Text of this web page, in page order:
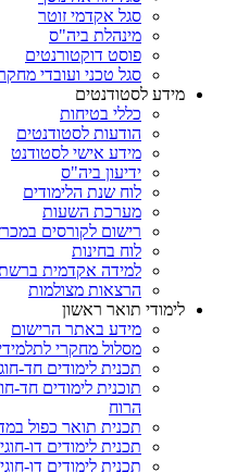
סגל אקדמי זוטר
מינהלת ביה"ס
פוסט דוקטורנטים
סגל טכני ועובדי
מידע לסטודנטים
כללי בטיחות
הודעות לסטודנטים
מידע אישי לסטודנט
ידיעון ביה"ס
לוח שנת הלימודים
מערכת השעות
רישום לקורסים
לוח בחינות
למידה אקדמית
הרצאות מצולמות
לימודי תואר ראשון
מידע באתר הרישום
מסלול מחקרי
תכנית לימודים חד-
תוכנית לימודים חד-
הרוח
תכנית תואר כפול
תכנית לימודים דו-
תכנית לימודים דו-